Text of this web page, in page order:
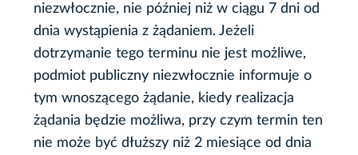
niezwłocznie, nie później niż w ciągu 7 dni od
dnia wystąpienia z żądaniem. Jeżeli
dotrzymanie tego terminu nie jest możliwe,
podmiot publiczny niezwłocznie informuje o
tym wnoszącego żądanie, kiedy realizacja
żądania będzie możliwa, przy czym termin ten
nie może być dłuższy niż 2 miesiące od dnia